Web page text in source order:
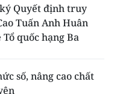
Quyết định truy
Tuấn Anh Huân
quốc hạng Ba
số, nâng cao chất